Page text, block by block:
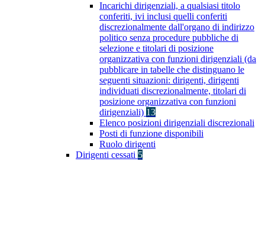
Incarichi dirigenziali, a qualsiasi titolo
conferiti, ivi inclusi quelli conferiti
discrezionalmente dall'organo di indirizzo
politico senza procedure pubbliche di
selezione e titolari di posizione
organizzativa con funzioni dirigenziali (da
pubblicare in tabelle che distinguano le
seguenti situazioni: dirigenti, dirigenti
individuati discrezionalmente, titolari di
posizione organizzativa con funzioni
dirigenziali) 13
Elenco posizioni dirigenziali discrezionali
Posti di funzione disponibili
Ruolo dirigenti
Dirigenti cessati 5